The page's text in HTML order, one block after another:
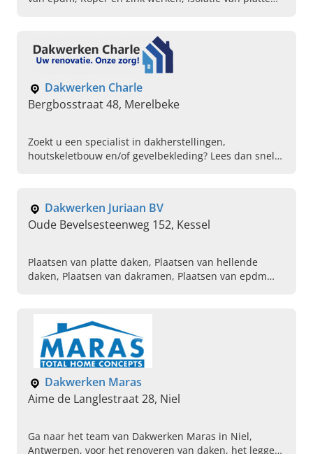
Dakwerken Charle
Bergbosstraat 48, Merelbeke
Zoekt u een specialist in dakherstellingen,
houtskeletbouw en/of gevelbekleding? Lees dan snel
Dakwerken Juriaan BV
Oude Bevelsesteenweg 152, Kessel
Plaatsen van platte daken, Plaatsen van hellende
daken, Plaatsen van dakramen, Plaatsen van epdm
velux dakramen, Dakkapellen bekleden, Plaatsen van
dakramen
Dakwerken Maras
Aime de Langlestraat 28, Niel
Ga naar het team van Dakwerken Maras in Niel,
Antwerpen, voor het renoveren van daken, het leggen